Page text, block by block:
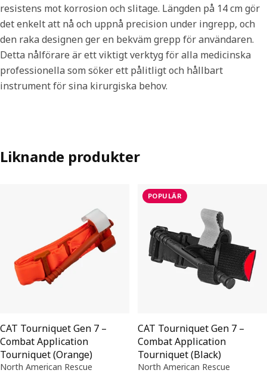
resistens mot korrosion och slitage. Längden på 14 cm gör
det enkelt att nå och uppnå precision under ingrepp, och
den raka designen ger en bekväm grepp för användaren.
Detta nålförare är ett viktigt verktyg för alla medicinska
professionella som söker ett pålitligt och hållbart
instrument för sina kirurgiska behov.
Liknande produkter
CAT Tourniquet Gen 7 –
Combat Application
Tourniquet (Orange)
North American Rescue
POPULÄR
CAT Tourniquet Gen 7 –
Combat Application
Tourniquet (Black)
North American Rescue